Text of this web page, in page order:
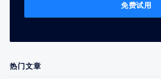
免费试用
热门文章